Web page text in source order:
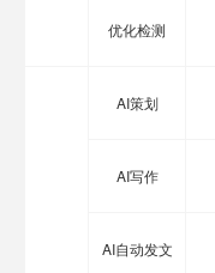
优化检测
AI策划
AI写作
AI自动发文